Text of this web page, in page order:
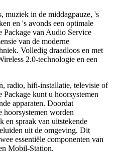
muziek in de middagpauze, 's
en 's avonds een optimale
Package van Audio Service
van de moderne
Volledig draadloos en met
2.0-technologie en een
radio, hifi-installatie, televisie of
kunt u hoorsystemen
apparaten. Doordat
hoorsystemen worden
en spraak van uitstekende
uit de omgeving. Dit
essentiële componenten van
Mobil-Station.